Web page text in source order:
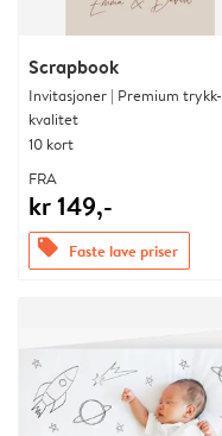
Scrapbook
Invitasjoner | Premium trykk-
kvalitet
10 kort
FRA
kr 149,-
offers Faste lave priser